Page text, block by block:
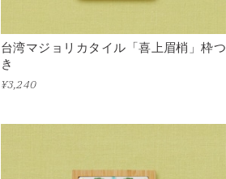
台湾マジョリカタイル「喜上眉梢」枠つ
き
¥3,240